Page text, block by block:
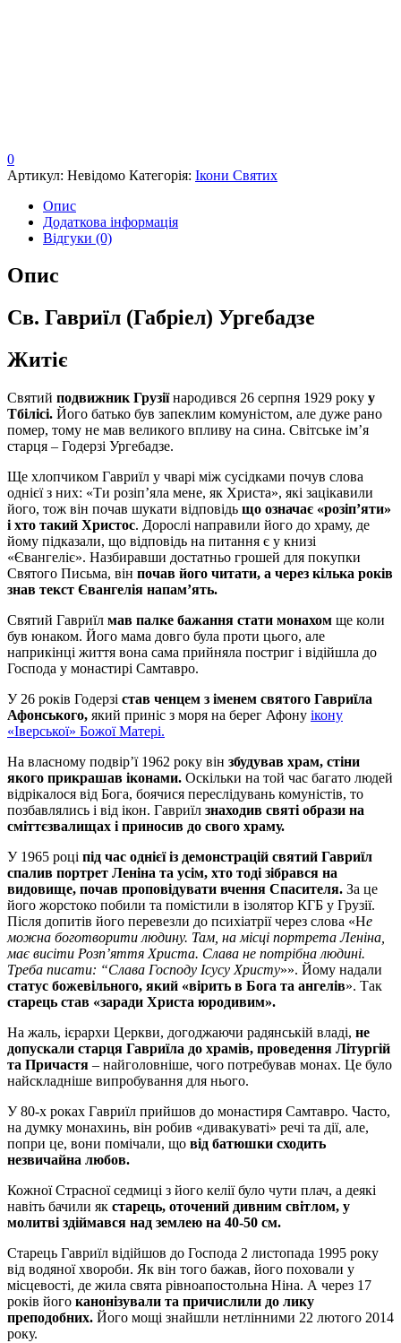
0
Артикул: Невідомо Категорія: Ікони Святих
Опис
Додаткова інформація
Відгуки (0)
Опис
Св. Гавриїл (Габріел) Ургебадзе
Житіє
Святий подвижник Грузіїнародився 26 серпня 1929 року у
Тбілісі. Його батько був запеклим комуністом, але дуже рано
помер, тому не мав великого впливу на сина. Світське імʼя
старця – Годерзі Ургебадзе.
Ще хлопчиком Гавриїл у чварі між сусідками почув слова
однієї з них: «Ти розіпʼяла мене, як Христа», які зацікавили
його, тож він почав шукати відповідь що означає «розіпʼяти»
і хто такий Христос. Дорослі направили його до храму, де
йому підказали, що відповідь на питання є у книзі
«Євангеліє». Назбиравши достатньо грошей для покупки
Святого Письма, він почав його читати, а через кілька років
знав текст Євангелія напамʼять.
Святий Гавриїл мав палке бажання стати монахом ще коли
був юнаком. Його мама довго була проти цього, але
наприкінці життя вона сама прийняла постриг і відійшла до
Господа у монастирі Самтавро.
У 26 років Годерзі став ченцем з іменем святого Гавриїла
Афонського, який приніс з моря на берег Афону ікону
«Іверської» Божої Матері.
На власному подвірʼї 1962 року він збудував храм, стіни
якого прикрашав іконами. Оскільки на той час багато людей
відрікалося від Бога, боячися переслідувань комуністів, то
позбавлялись і від ікон. Гавриїл знаходив святі образи на
сміттєзвалищах і приносив до свого храму.
У 1965 році під час однієї із демонстрацій святий Гавриїл
спалив портрет Леніна та усім, хто тоді зібрався на
видовище, почав проповідувати вчення Спасителя. За це
його жорстоко побили та помістили в ізолятор КГБ у Грузії.
Після допитів його перевезли до психіатрії через слова «Не
можна боготворити людину. Там, на місці портрета Леніна,
має висіти Розп’яття Христа. Слава не потрібна людині.
Треба писати: “Слава Господу Ісусу Христу»». Йому надали
статус божевільного, який «вірить в Бога та ангелів». Так
старець став «заради Христа юродивим».
На жаль, ієрархи Церкви, догоджаючи радянській владі, не
допускали старця Гавриїла до храмів, проведення Літургій
та Причастя – найголовніше, чого потребував монах. Це було
найскладніше випробування для нього.
У 80-х роках Гавриїл прийшов до монастиря Самтавро. Часто,
на думку монахинь, він робив «дивакуваті» речі та дії, але,
попри це, вони помічали, що від батюшки сходить
незвичайна любов.
Кожної Страсної седмиці з його келії було чути плач, а деякі
навіть бачили як старець, оточений дивним світлом, у
молитві здіймався над землею на 40-50 см.
Старець Гавриїл відійшов до Господа 2 листопада 1995 року
від водяної хвороби. Як він того бажав, його поховали у
місцевості, де жила свята рівноапостольна Ніна. А через 17
років його канонізували та причислили до лику
преподобних. Його мощі знайшли нетлінними 22 лютого 2014
року.